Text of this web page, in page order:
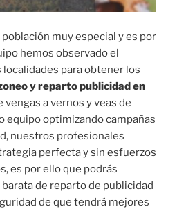
muy especial y es por
hemos observado el
para obtener los
y reparto publicidad en
vengas a vernos y veas de
equipo optimizando campañas
nuestros profesionales
perfecta y sin esfuerzos
es por ello que podrás
de reparto de publicidad
de que tendrá mejores